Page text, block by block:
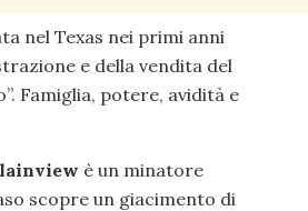
nel Texas nei primi anni
e della vendita del
Famiglia, potere, avidità e
è un minatore
scopre un giacimento di